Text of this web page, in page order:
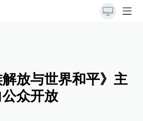
解放与世界和平》主
众开放